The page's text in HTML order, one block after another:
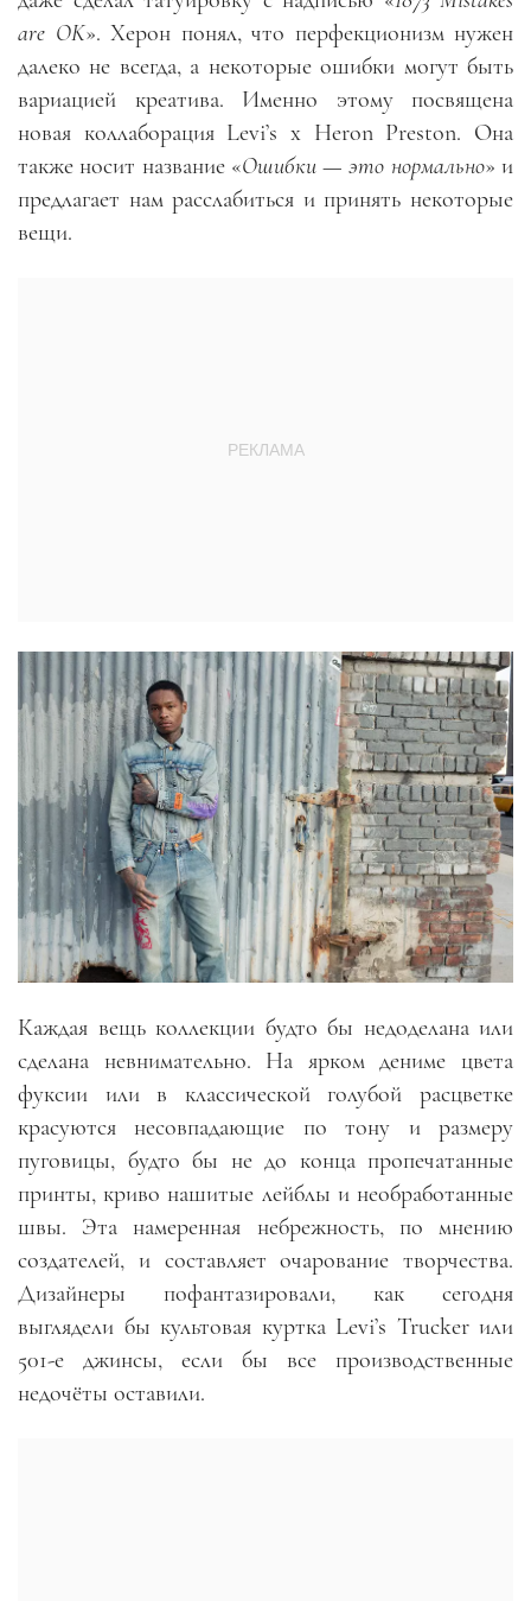
are OK». Херон понял, что перфекционизм нужен
далеко не всегда, а некоторые ошибки могут быть
вариацией креатива. Именно этому посвящена
новая коллаборация Levi’s x Heron Preston. Она
также носит название «Ошибки — это нормально» и
предлагает нам расслабиться и принять некоторые
вещи.
Каждая вещь коллекции будто бы недоделана или
сделана невнимательно. На ярком дениме цвета
фуксии или в классической голубой расцветке
красуются несовпадающие по тону и размеру
пуговицы, будто бы не до конца пропечатанные
принты, криво нашитые лейблы и необработанные
швы. Эта намеренная небрежность, по мнению
создателей, и составляет очарование творчества.
Дизайнеры пофантазировали, как сегодня
выглядели бы культовая куртка Levi’s Trucker или
501-е джинсы, если бы все производственные
недочёты оставили.